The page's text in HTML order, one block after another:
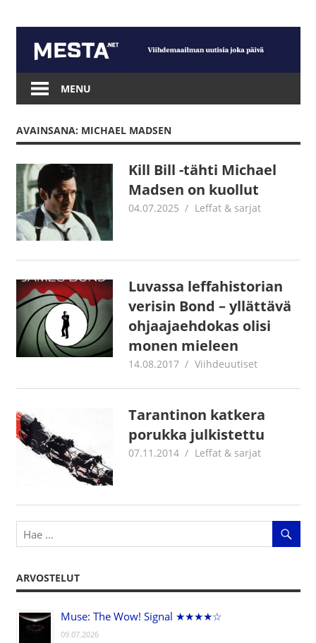
content
Mesta.net
MENU
AVAINSANA: MICHAEL MADSEN
Kill Bill -tähti Michael
Madsen on kuollut
04.07.2025 Jouni Hirn
Leffat & sarjat
Luvassa leffahistorian
verisin Bond – yllättävä
ohjaajaehdokas olisi
monen mieleen
14.08.2017 Juha Kaunisto
Viihdeuutiset
Tarantinon katkera
porukka julkistettu
07.11.2014 mestanet
Leffat & sarjat
ARVOSTELUT
Muse: The Wow! Signal ★★★★☆
09.07.2026